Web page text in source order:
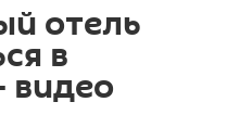
отель
в
видео